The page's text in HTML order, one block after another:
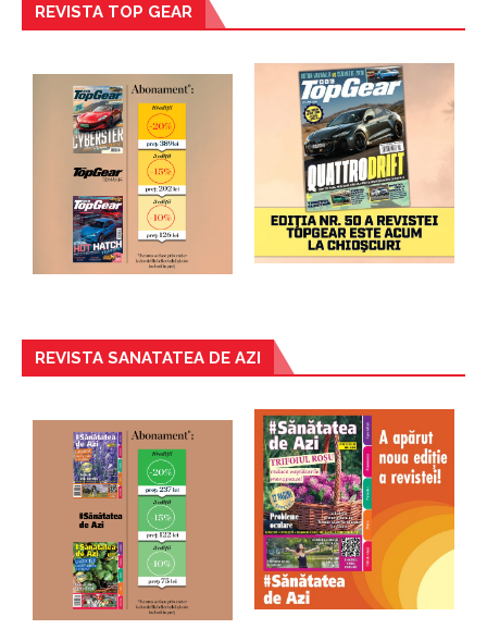
REVISTA TOP GEAR
REVISTA SANATATEA DE AZI